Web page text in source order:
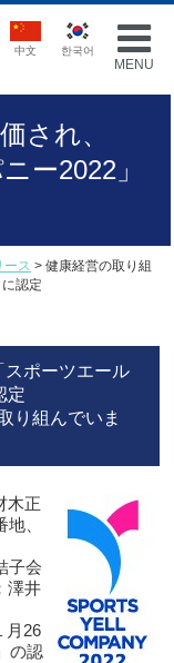
MENU
中文 한국어
され、
ー2022」
ース > 健康経営の取り組
認定
ポーツエール
定
り組んでいま
木正
、
子会
澤井
月26
の認